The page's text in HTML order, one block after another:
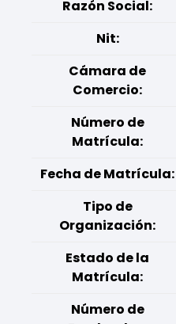
Razón Social:
Nit:
Cámara de
Comercio:
Número de
Matrícula:
Fecha de Matrícula:
Tipo de
Organización:
Estado de la
Matrícula:
Número de